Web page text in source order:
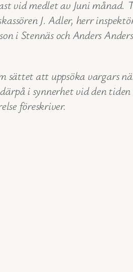
vid medlet av Juni månad.
J. Adler, herr
i Stennäs och Anders
sättet att uppsöka vargars
i synnerhet vid den
föreskriver.